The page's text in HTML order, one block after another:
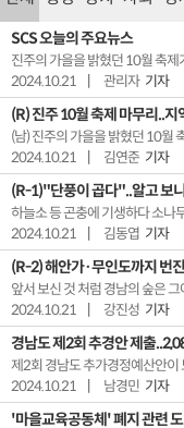
SCS 오늘의 주요뉴스
2024.10.21
관리자 기자
(R) 진주 10월 축제 마무리..지
2024.10.21
김연준 기자
(R-1)"단풍이 곱다"..알고 보
2024.10.21
김동엽 기자
(R-2) 해안가·무인도까지 번
2024.10.21
강진성 기자
경남도 제2회 추경안 제출
2024.10.21
남경민 기자
'마을교육공동체' 폐지 관련